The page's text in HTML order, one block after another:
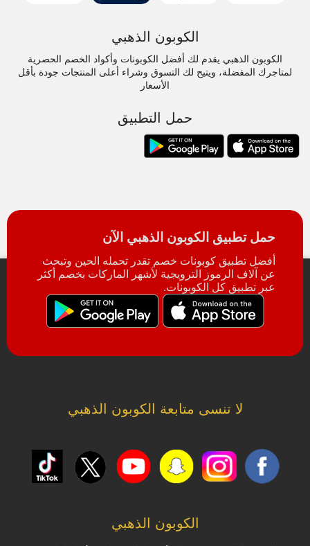
الكوبون الذهبي
الكوبون الذهبي يقدم لك أفضل الكوبونات وأكواد الخصم الحصرية
لمتاجرك المفضلة، ويتيح لك التسوق وشراء أعلى المنتجات جودة بأقل
الأسعار
حمل التطبيق
حمل تطبيق الكوبون الذهبي الآن
أفضل تطبيق كوبونات خصم تقدر تحمله الحين وتبحث
عن آلاف الرموز الترويجية لأشهر الماركات بخصم أكثر
عبر تطبيق كل الكوبونات.
لا تنسى متابعة الكوبون الذهبي
الكوبون الذهبي